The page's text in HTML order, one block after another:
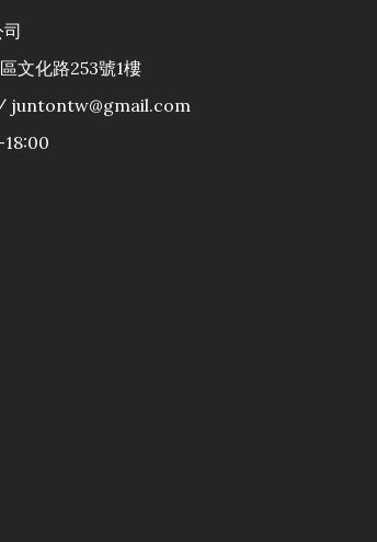
文化路253號1樓
juntontw@gmail.com